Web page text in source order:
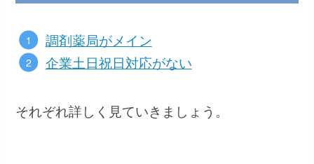
調剤薬局がメイン
企業土日祝日対応がない
それぞれ詳しく見ていきましょう。